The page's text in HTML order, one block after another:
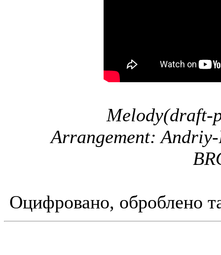
Arrangement:
Оцифровано, оброблено